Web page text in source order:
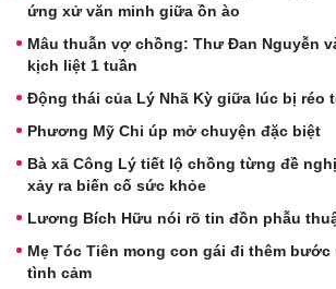
ứng xử văn minh giữa ồn ào
Mâu thuẫn vợ chồng: Thư Đan Nguyễn
kịch liệt 1 tuần
Động thái của Lý Nhã Kỳ giữa lúc bị réo
Phương Mỹ Chi úp mở chuyện đặc biệt
Bà xã Công Lý tiết lộ chồng từng đề
xảy ra biến cố sức khỏe
Lương Bích Hữu nói rõ tin đồn phẫu
Mẹ Tóc Tiên mong con gái đi thêm
tình cảm